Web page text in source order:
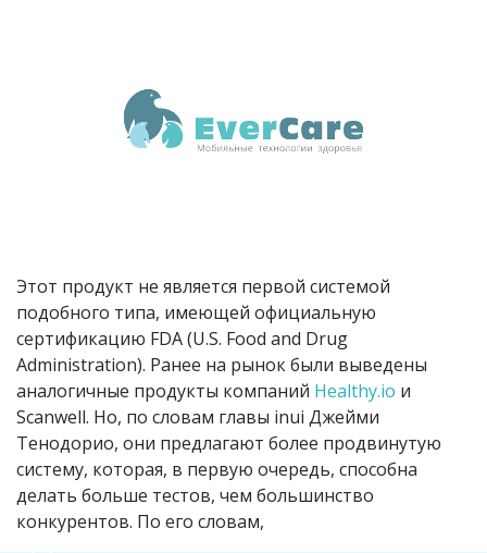
Этот продукт не является первой системой
подобного типа, имеющей официальную
сертификацию FDA (U.S. Food and Drug
Administration). Ранее на рынок были выведены
аналогичные продукты компаний Healthy.io и
Scanwell. Но, по словам главы inui Джейми
Тенодорио, они предлагают более продвинутую
систему, которая, в первую очередь, способна
делать больше тестов, чем большинство
конкурентов. По его словам,